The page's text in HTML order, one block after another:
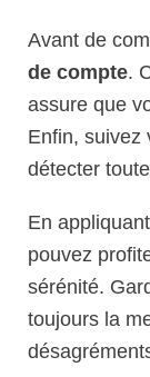
Avant de
de compte.
assure que
Enfin, suivez
détecter
En
pouvez
sérénité.
toujours la